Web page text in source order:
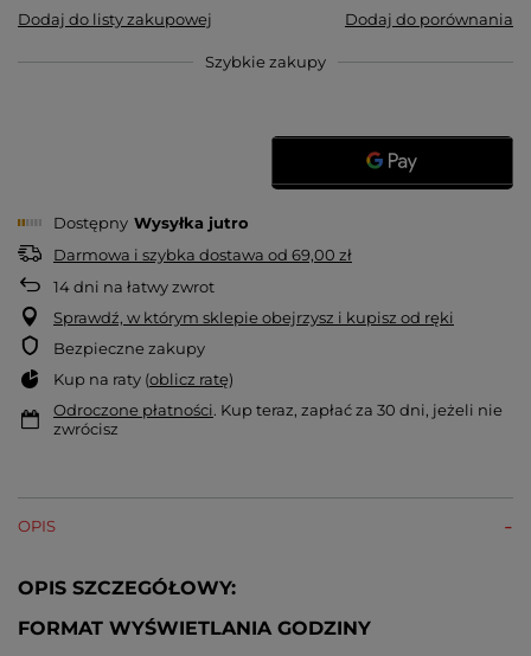
Dodaj do listy zakupowej Dodaj do porównania
Szybkie zakupy
Dostępny Wysyłka jutro
Darmowa i szybka dostawa od 69,00 zł
14dni na łatwy zwrot
Sprawdź, w którym sklepie obejrzysz i kupisz od ręki
Bezpieczne zakupy
Kup na raty (oblicz ratę)
Odroczone płatności. Kup teraz, zapłać za 30 dni, jeżeli nie
zwrócisz
OPIS
OPIS SZCZEGÓŁOWY:
FORMAT WYŚWIETLANIA GODZINY